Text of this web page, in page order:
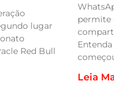
lugar
Red Bull
permite
Leia